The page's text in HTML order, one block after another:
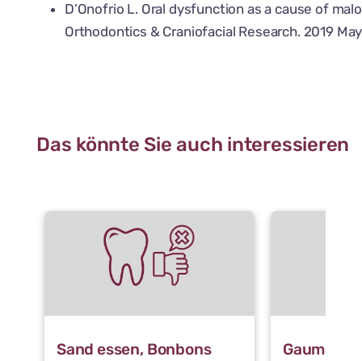
D’Onofrio L. Oral dysfunction as a cause of
Orthodontics & Craniofacial Research. 2019
Das könnte Sie auch interessieren
Sand essen, Bonbons